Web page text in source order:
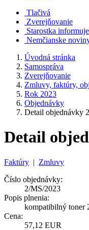
Tlačivá
Zverejňovanie
Starostka informuje
Nemčianske
Úvodná stránka
Samospráva
Zverejňovanie
Zmluvy, faktúry,
Rok 2023
Objednávky
Detail objednávky
Detail
Faktúry | Zmluvy
Číslo objednávky:
2/MS/2023
Popis plnenia:
kompatibilný toner
Cena:
57,12 EUR